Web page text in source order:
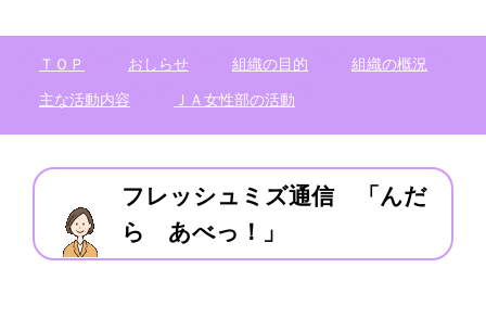
ＴＯＰ おしらせ 組織の目的 組織の概況
主な活動内容 ＪＡ女性部の活動
フレッシュミズ通信 「んだ
ら あべっ！」